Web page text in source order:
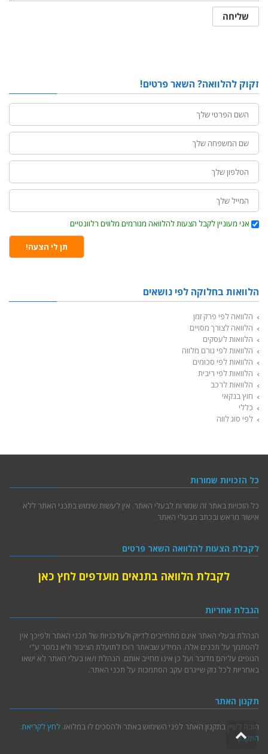
זקוק להלוואה? השאר פרטים!
שם
פרטי
שם
משפחה
טלפון
מייל
אני
מעוניינן
אני מעוניין לקבל הצעות להלוואה מגורמים מלווים רלוונטיים
תן לי הצעה!
הלוואות בחלוקה לפי נושאים
הלוואה לפי פרק זמן
הלוואה לצורך מסויים
הלוואות לעסקים
הלוואות לפי גורם מלווה
הלוואות לפי סכומים
הלוואות לפי ריבית
הלוואות לרכב
חוץ בנקאי
כללי
לפי סוג לווה
כל הזכויות שמורות
כל הזכויות באתר זה שמורות לבעלי האתר. אין לעשות שימוש בתכני האתר ללא
אישור מראש ובכתב מבעלי האתר.
לקבלת הצעות להלוואה השאר פרטים
לקבלת הלוואה בתנאים מועדפים לחץ כאן
הגבלת אחריות
הנהלת ובעלי האתר אינם מתחייבים לדיוק ולעדכניות של תכני האתר ולפיכך אין
להסתמך על תכנים אלה. המידע שבאתר רוכז לתועלת הציבור ולא נמסר ע"י
הגופים עליהם מדובר ועל כן אינו מחייב אותם. הנהלת ו/או בעלי האתר לא ישאו
באחריות לכל נזק שייגרם עקב הסתמכות על תכני האתר.
תקנון האתר
חובה לעיין בתקנון האתר לפני השימוש באתר ולהסכים לו במלואו. לחץ לקריאת
התקנון
גלילה
לראש